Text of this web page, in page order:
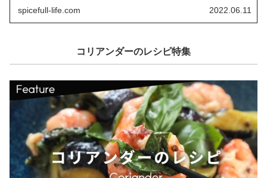
spicefull-life.com 2022.06.11
コリアンダーのレシピ特集